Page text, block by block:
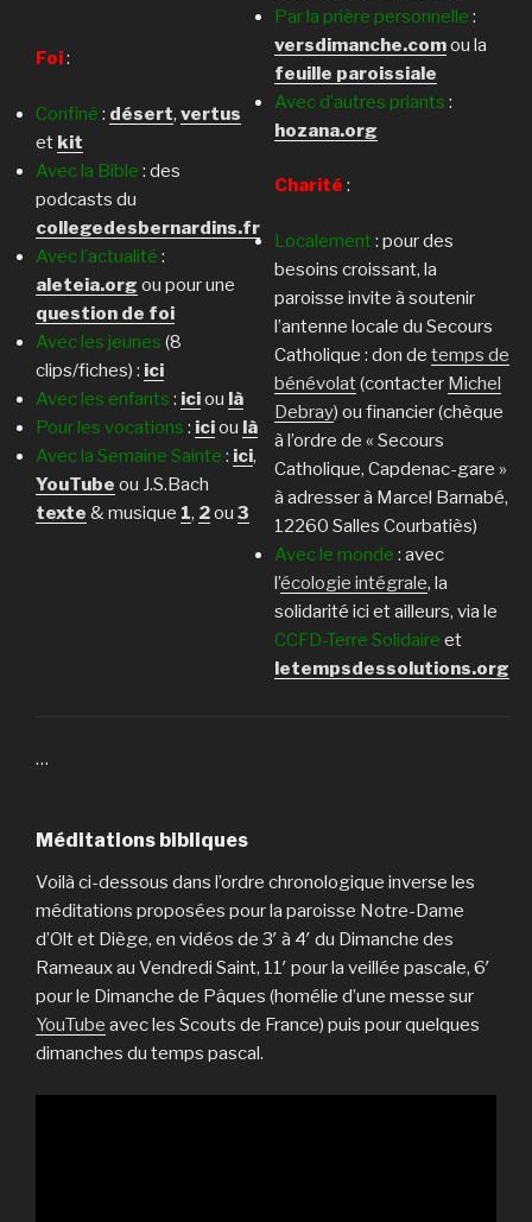
Foi:
Confiné : désert, vertus
et kit
Avec la Bible : des
podcasts du
collegedesbernardins.fr
Avec l’actualité :
aleteia.org ou pour une
question de foi
Avec les jeunes (8
clips/fiches) : ici
Avec les enfants : iciou là
Pour les vocations : iciou là
Avec la Semaine Sainte : ici,
YouTube ou J.S.Bach
texte & musique 1, 2ou 3
Par la prière personnelle :
versdimanche.comou la
feuille paroissiale
Avec d’autres priants :
hozana.org
Charité :
Localement : pour des
besoins croissant, la
paroisse invite à soutenir
l’antenne locale du Secours
Catholique : don de temps de
bénévolat(contacter Michel
Debray) ou financier (chèque
à l’ordre de « Secours
Catholique, Capdenac-gare »
à adresser à Marcel Barnabé,
12260 Salles Courbatiès)
Avec le monde : avec
l’écologie intégrale, la
solidarité ici et ailleurs, via le
CCFD-Terre Solidaire et
letempsdessolutions.org
…
Méditations bibliques
Voilà ci-dessous dans l’ordre chronologique inverse les
méditations proposées pour la paroisse Notre-Dame
d’Olt et Diège, en vidéos de 3′ à 4′ du Dimanche des
Rameaux au Vendredi Saint, 11′ pour la veillée pascale, 6′
pour le Dimanche de Pâques (homélie d’une messe sur
YouTube avec les Scouts de France) puis pour quelques
dimanches du temps pascal.